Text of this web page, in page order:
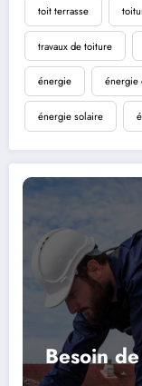
toit terrasse
travaux de toiture
énergie énergie
énergie solaire
Besoin